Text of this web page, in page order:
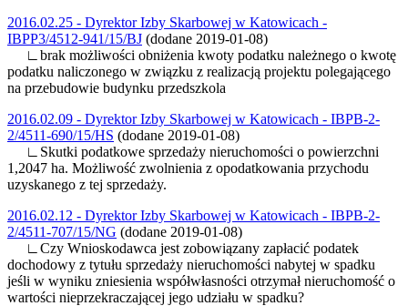
2016.02.25 - Dyrektor Izby Skarbowej w Katowicach -
IBPP3/4512-941/15/BJ (dodane 2019-01-08)
∟brak możliwości obniżenia kwoty podatku należnego o kwotę
podatku naliczonego w związku z realizacją projektu polegającego
na przebudowie budynku przedszkola
2016.02.09 - Dyrektor Izby Skarbowej w Katowicach - IBPB-2-
2/4511-690/15/HS (dodane 2019-01-08)
∟Skutki podatkowe sprzedaży nieruchomości o powierzchni
1,2047 ha. Możliwość zwolnienia z opodatkowania przychodu
uzyskanego z tej sprzedaży.
2016.02.12 - Dyrektor Izby Skarbowej w Katowicach - IBPB-2-
2/4511-707/15/NG (dodane 2019-01-08)
∟Czy Wnioskodawca jest zobowiązany zapłacić podatek
dochodowy z tytułu sprzedaży nieruchomości nabytej w spadku
jeśli w wyniku zniesienia współwłasności otrzymał nieruchomość o
wartości nieprzekraczającej jego udziału w spadku?